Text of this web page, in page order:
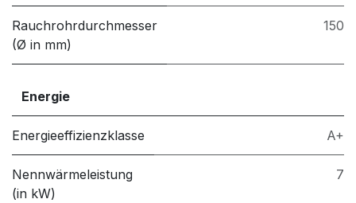
Rauchrohrdurchmesser
(Ø in mm)
150
Energie
Energieeffizienzklasse A+
Nennwärmeleistung
(in kW)
7